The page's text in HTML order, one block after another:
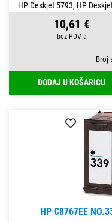
HP Deskjet 5793, HP
10,61 €
Broj
DODAJ U KOŠARICU
HP C8767EE